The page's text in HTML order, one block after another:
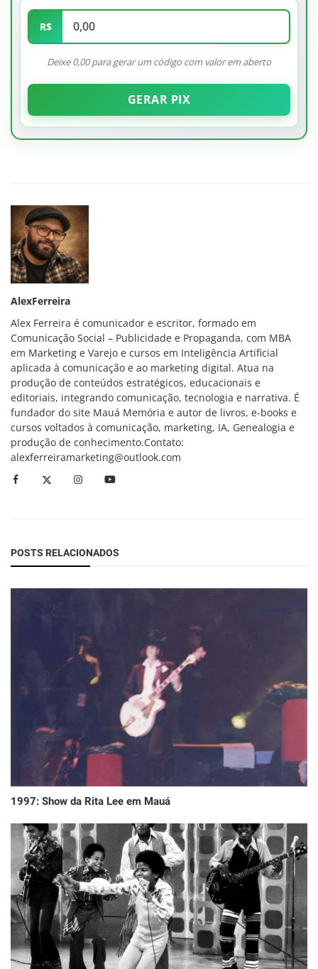
R$
Deixe 0,00 para gerar um código com valor em aberto
GERAR PIX
AlexFerreira
Alex Ferreira é comunicador e escritor, formado em
Comunicação Social – Publicidade e Propaganda, com MBA
em Marketing e Varejo e cursos em Inteligência Artificial
aplicada à comunicação e ao marketing digital. Atua na
produção de conteúdos estratégicos, educacionais e
editoriais, integrando comunicação, tecnologia e narrativa. É
fundador do site Mauá Memória e autor de livros, e-books e
cursos voltados à comunicação, marketing, IA, Genealogia e
produção de conhecimento.Contato:
alexferreiramarketing@outlook.com
POSTS RELACIONADOS
1997: Show da Rita Lee em Mauá